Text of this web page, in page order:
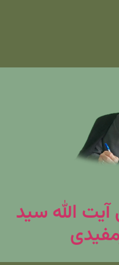
آیت الله سید